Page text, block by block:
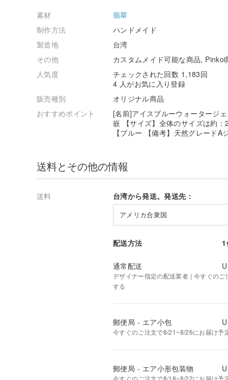
素材
翡翠
制作方法
ハンドメイド
製造地
台湾
その他
カスタムメイド可能な商品, Pinkoi
人気度
チェックされた回数 1,183回
4 人がお気に入り登録
販売種別
オリジナル商品
おすすめポイント
[名前]アイスブルーウォータージ
嵌 【サイズ】全体のサイズは約
【ブルー 【備考】天然グレード
送料とその他の情報
送料 台湾から発送。発送先：
アメリカ合衆国
配送方法
通常配送
デザイナー指定の配送業者 | 今すぐの
する
郵便局 - エア小包
今すぐのご注文で8/21~8/26にお届け予
郵便局 - エア小形包装物
今すぐのご注文で8/18~8/22にお届け予